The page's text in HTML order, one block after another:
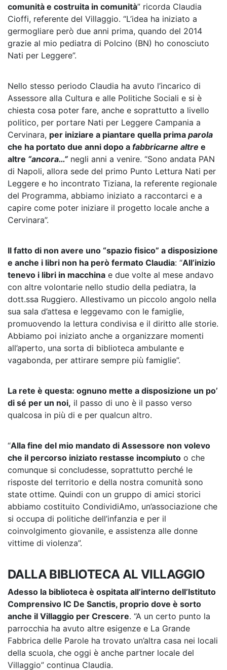
comunità e costruita in comunità” ricorda Claudia
Cioffi, referente del Villaggio. “L’idea ha iniziato a
germogliare però due anni prima, quando del 2014
grazie al mio pediatra di Polcino (BN) ho conosciuto
Nati per Leggere”.
Nello stesso periodo Claudia ha avuto l’incarico di
Assessore alla Cultura e alle Politiche Sociali e si è
chiesta cosa poter fare, anche e soprattutto a livello
politico, per portare Nati per Leggere Campania a
Cervinara, per iniziare a piantare quella prima parola
che ha portato due anni dopo a fabbricarne altre e
altre “ancora…” negli anni a venire. “Sono andata PAN
di Napoli, allora sede del primo Punto Lettura Nati per
Leggere e ho incontrato Tiziana, la referente regionale
del Programma, abbiamo iniziato a raccontarci e a
capire come poter iniziare il progetto locale anche a
Cervinara”.
Il fatto di non avere uno “spazio fisico” a disposizione
e anche i libri non ha però fermato Claudia: “All’inizio
tenevo i libri in macchina e due volte al mese andavo
con altre volontarie nello studio della pediatra, la
dott.ssa Ruggiero. Allestivamo un piccolo angolo nella
sua sala d’attesa e leggevamo con le famiglie,
promuovendo la lettura condivisa e il diritto alle storie.
Abbiamo poi iniziato anche a organizzare momenti
all’aperto, una sorta di biblioteca ambulante e
vagabonda, per attirare sempre più famiglie”.
La rete è questa: ognuno mette a disposizione un po’
di sé per un noi, il passo di uno è il passo verso
qualcosa in più di e per qualcun altro.
“Alla fine del mio mandato di Assessore non volevo
che il percorso iniziato restasse incompiuto o che
comunque si concludesse, soprattutto perché le
risposte del territorio e della nostra comunità sono
state ottime. Quindi con un gruppo di amici storici
abbiamo costituito CondividiAmo, un’associazione che
si occupa di politiche dell’infanzia e per il
coinvolgimento giovanile, e assistenza alle donne
vittime di violenza”.
DALLA BIBLIOTECA AL VILLAGGIO
Adesso la biblioteca è ospitata all’interno dell’Istituto
Comprensivo IC De Sanctis, proprio dove è sorto
anche il Villaggio per Crescere. “A un certo punto la
parrocchia ha avuto altre esigenze e La Grande
Fabbrica delle Parole ha trovato un’altra casa nei locali
della scuola, che oggi è anche partner locale del
Villaggio” continua Claudia.